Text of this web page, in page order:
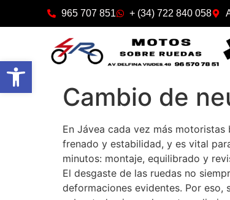
Abrir barra de herramientas
965 707 851 + (34) 722 840 058
Cambio de
En Jávea cada vez más
frenado y estabilidad, y es vital
minutos: montaje, equilibrado y
El desgaste de las ruedas no
deformaciones evidentes. Por eso,